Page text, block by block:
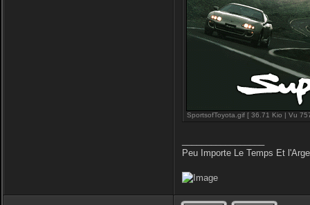
SportsofToyota.gif [ 36.71 Kio | Vu
Peu Importe Le Temps Et